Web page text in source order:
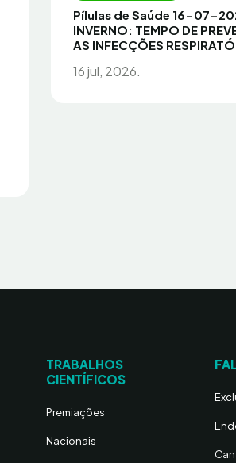
Pílulas de Saúde 16-07-
INVERNO: TEMPO DE
AS INFECÇÕES
16 jul, 2026.
TRABALHOS
CIENTÍFICOS
Premiações
Nacionais